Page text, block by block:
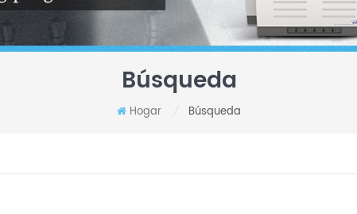
Búsqueda
Hogar Búsqueda